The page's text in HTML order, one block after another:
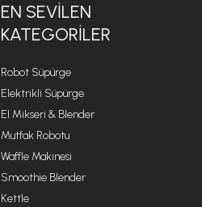
EN SEVILEN
KATEGORILER
Robot Süpürge
Elektrikli Süpürge
El Mikseri & Blender
Mutfak Robotu
Waffle Makinesi
Smoothie Blender
Kettle